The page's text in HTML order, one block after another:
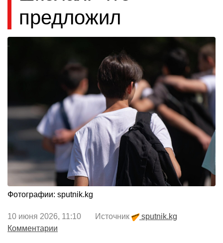
предложил
Фотографии: sputnik.kg
10 июня 2026, 11:10 Источник
sputnik.kg
Комментарии